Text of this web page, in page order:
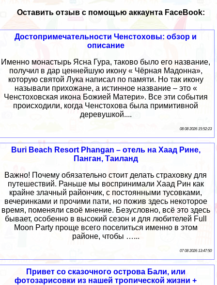
Оставить отзыв с помощью аккаунта FaceBook:
Достопримечательности Ченстоховы: обзор и
описание
Именно монастырь Ясна Гура, таково было его название,
получил в дар ценнейшую икону « Чёрная Мадонна»,
которую святой Лука написал по памяти. Но так икону
называли прихожане, а истинное название – это «
Ченстоховская икона Божией Матери». Все эти события
происходили, когда Ченстохова была примитивной
деревушкой....
08 08 2026 15:52:23
Buri Beach Resort Phangan – отель на Хаад Рине,
Панган, Таиланд
Важно! Почему обязательно стоит делать страховку для
путешествий. Раньше мы воспринимали Хаад Рин как
крайне злачный райончик, с постоянными тусовками,
вечеринками и прочими пати, но пожив здесь некоторое
время, поменяли своё мнение. Безусловно, всё это здесь
бывает, особенно в высокий сезон и для любителей Full
Moon Party проще всего поселиться именно в этом
районе, чтобы …...
07 08 2026 13:47:50
Привет со сказочного острова Бали, или
фотозарисовки из нашей тропической жизни +